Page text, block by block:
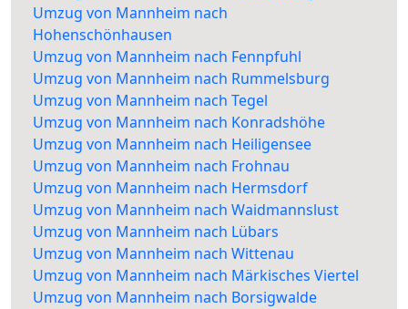
Umzug von Mannheim nach
Hohenschönhausen
Umzug von Mannheim nach Fennpfuhl
Umzug von Mannheim nach Rummelsburg
Umzug von Mannheim nach Tegel
Umzug von Mannheim nach Konradshöhe
Umzug von Mannheim nach Heiligensee
Umzug von Mannheim nach Frohnau
Umzug von Mannheim nach Hermsdorf
Umzug von Mannheim nach Waidmannslust
Umzug von Mannheim nach Lübars
Umzug von Mannheim nach Wittenau
Umzug von Mannheim nach Märkisches Viertel
Umzug von Mannheim nach Borsigwalde